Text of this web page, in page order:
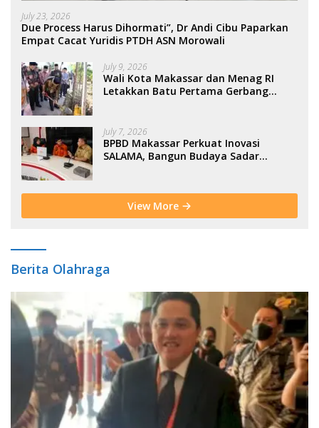
July 23, 2026
Due Process Harus Dihormati”, Dr Andi Cibu Paparkan
Empat Cacat Yuridis PTDH ASN Morowali
July 9, 2026
Wali Kota Makassar dan Menag RI
Letakkan Batu Pertama Gerbang
July 7, 2026
BPBD Makassar Perkuat Inovasi
SALAMA, Bangun Budaya Sadar
View More
Berita Olahraga